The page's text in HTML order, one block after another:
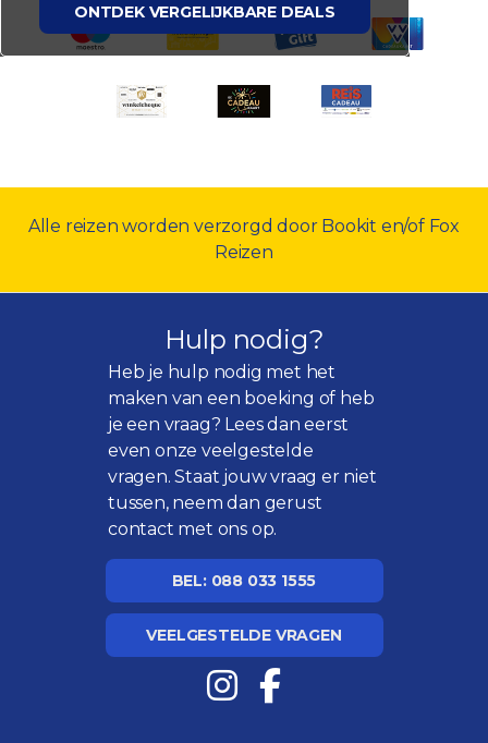
ONTDEK VERGELIJKBARE DEALS
Alle reizen worden verzorgd door Bookit en/of Fox
Reizen
Hulp nodig?
Heb je hulp nodig met het
maken van een boeking of heb
je een vraag? Lees dan eerst
even onzeveelgestelde
vragen. Staat jouw vraag er niet
tussen, neem dan gerust
contact met ons op.
BEL: 088 033 1555
VEELGESTELDE VRAGEN